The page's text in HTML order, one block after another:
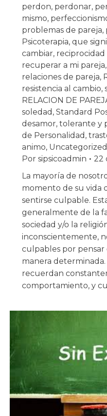
perdon, perdonar,
mismo,
problemas de pareja,
Psicoterapia, que
cambiar, reciprocidad
recuperar a mi pareja,
relaciones de pareja,
resistencia al cambio,
RELACION DE
soledad , Standard
desamor, tolerante y
de Personalidad ,
animo, Uncategorized
Por sipsicoadmin
22
La mayoría de
momento de su vida
sentirse culpable.
generalmente de la
sociedad y/o la
inconscientemente,
culpables por
manera determinada.
recuerdan
comportamiento, y